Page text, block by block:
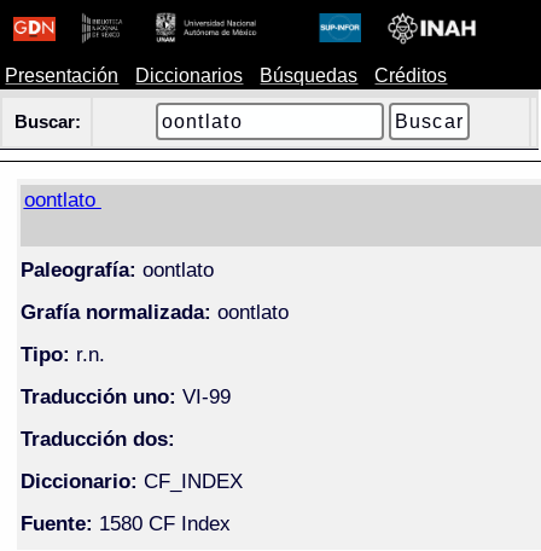
Presentación Diccionarios Búsquedas Créditos
Buscar:
oontlato
Paleografía: oontlato
Grafía normalizada: oontlato
Tipo: r.n.
Traducción uno: VI-99
Traducción dos:
Diccionario: CF_INDEX
Fuente: 1580 CF Index